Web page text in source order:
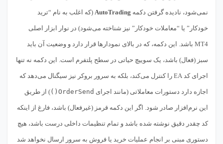
نمی‌شود، نادیده گرفتن دکمه AutoTrading (که اغلب به نام “ترید
خودکار” یا “معاملات خودکار” نیز شناخته می‌شود) در نوار ابزار اصلی
MT4 باشد. این دکمه، که در بالای نمودارها قرار دارد و وضعیت آن باید
سبز (فعال) باشد، یک سوییچ حیاتی در سطح پلتفرم است. این دکمه نه تنها
اجرای کد EA را کنترل می‌کند، بلکه به سرور بروکر نیز سیگنال می‌دهد که
اجازه دارد دستورات معاملاتی (مانند اجرای OrderSend() ) از طریق
این نرم‌افزار صادر شود. اگر این دکمه قرمز (غیرفعال) باشد، فارغ از اینکه
کد چقدر دقیق نوشته شده باشد و تمام تنظیمات داخلی درست باشد، هیچ
دستوری مبنی بر انجام عملیات خرید یا فروش به سرور ارسال نخواهد شد